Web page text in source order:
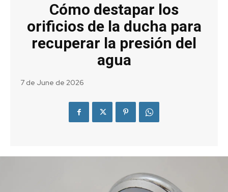
Cómo destapar los
orificios de la ducha para
recuperar la presión del
agua
7 de June de 2026